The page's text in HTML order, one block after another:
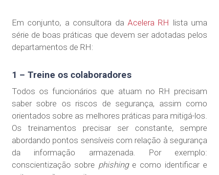
Em conjunto, a consultora da Acelera RH lista uma
série de boas práticas que devem ser adotadas pelos
departamentos de RH:
1 – Treine os colaboradores
Todos os funcionários que atuam no RH precisam
saber sobre os riscos de segurança, assim como
orientados sobre as melhores práticas para mitigá-los.
Os treinamentos precisar ser constante, sempre
abordando pontos sensíveis com relação à segurança
da informação armazenada. Por exemplo:
conscientização sobre phishinge como identificar e